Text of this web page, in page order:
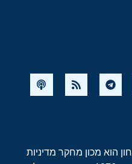
הוא מכון מחקר מדיניות